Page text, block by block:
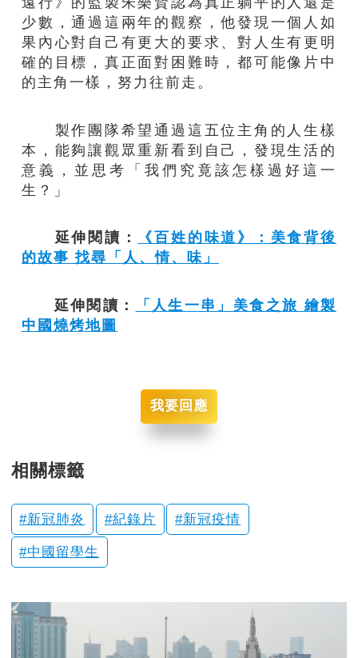
少數，通過這兩年的觀察，他發現一個人如
果內心對自己有更大的要求、對人生有更明
確的目標，真正面對困難時，都可能像片中
的主角一樣，努力往前走。
製作團隊希望通過這五位主角的人生樣
本，能夠讓觀眾重新看到自己，發現生活的
意義，並思考「我們究竟該怎樣過好這一
生？」
延伸閱讀：
《百姓的味道》：美食背後
的故事 找尋「人、情、味」
延伸閱讀：
「人生一串」美食之旅 繪製
中國燒烤地圖
我要回應
相關標籤
新冠肺炎 紀錄片 新冠疫情
中國留學生